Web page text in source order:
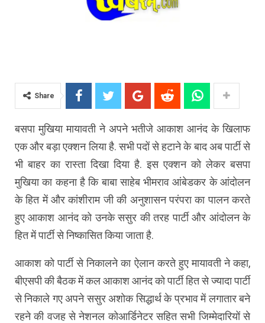
Share
बसपा मुखिया मायावती ने अपने भतीजे आकाश आनंद के खिलाफ
एक और बड़ा एक्शन लिया है. सभी पदों से हटाने के बाद अब पार्टी से
भी बाहर का रास्ता दिखा दिया है. इस एक्शन को लेकर बसपा
मुखिया का कहना है कि बाबा साहेब भीमराव आंबेडकर के आंदोलन
के हित में और कांशीराम जी की अनुशासन परंपरा का पालन करते
हुए आकाश आनंद को उनके ससुर की तरह पार्टी और आंदोलन के
हित में पार्टी से निष्कासित किया जाता है.
आकाश को पार्टी से निकालने का ऐलान करते हुए मायावती ने कहा,
बीएसपी की बैठक में कल आकाश आनंद को पार्टी हित से ज्यादा पार्टी
से निकाले गए अपने ससुर अशोक सिद्धार्थ के प्रभाव में लगातार बने
रहने की वजह से नेशनल कोआर्डिनेटर सहित सभी जिम्मेदारियों से